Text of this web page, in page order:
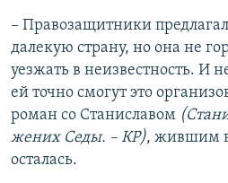
– Правозащитники
далекую страну, но она не
уезжать в неизвестность. И
ей точно смогут это
роман со Станиславом
жених Седы. – КР), жившим
осталась.